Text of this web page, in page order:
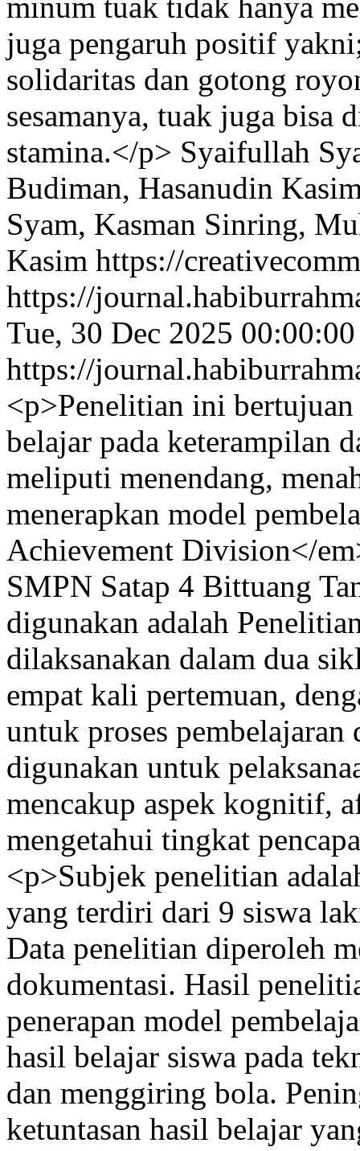
juga pengaruh positif
solidaritas dan gotong
sesamanya, tuak juga bisa
stamina.</p> Syaifullah
Budiman, Hasanudin
Syam, Kasman Sinring,
Kasim https://
https://
Tue, 30 Dec 2025
https://
<p>Penelitian ini
belajar pada keterampilan
meliputi menendang,
menerapkan model
Achievement Division</
SMPN Satap 4 Bittuang
digunakan adalah
dilaksanakan dalam dua
empat kali pertemuan,
untuk proses pembelajaran
digunakan untuk
mencakup aspek kognitif,
mengetahui tingkat
<p>Subjek penelitian
yang terdiri dari 9 siswa
Data penelitian diperoleh
dokumentasi. Hasil
penerapan model
hasil belajar siswa pada
dan menggiring bola.
ketuntasan hasil belajar